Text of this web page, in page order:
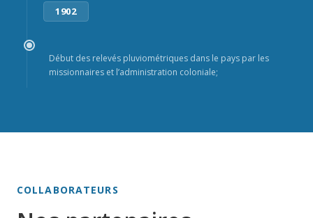
1902
Début des relevés pluviométriques dans le pays par les
missionnaires et l’administration coloniale;
COLLABORATEURS